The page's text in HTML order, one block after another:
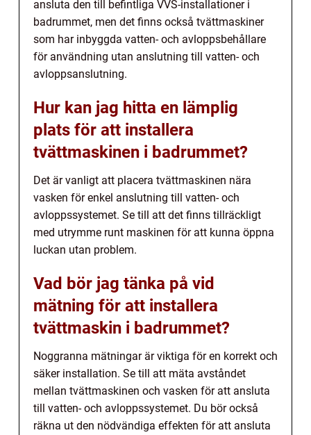
ansluta den till befintliga VVS-installationer i
badrummet, men det finns också tvättmaskiner
som har inbyggda vatten- och avloppsbehållare
för användning utan anslutning till vatten- och
avloppsanslutning.
Hur kan jag hitta en lämplig
plats för att installera
tvättmaskinen i badrummet?
Det är vanligt att placera tvättmaskinen nära
vasken för enkel anslutning till vatten- och
avloppssystemet. Se till att det finns tillräckligt
med utrymme runt maskinen för att kunna öppna
luckan utan problem.
Vad bör jag tänka på vid
mätning för att installera
tvättmaskin i badrummet?
Noggranna mätningar är viktiga för en korrekt och
säker installation. Se till att mäta avståndet
mellan tvättmaskinen och vasken för att ansluta
till vatten- och avloppssystemet. Du bör också
räkna ut den nödvändiga effekten för att ansluta